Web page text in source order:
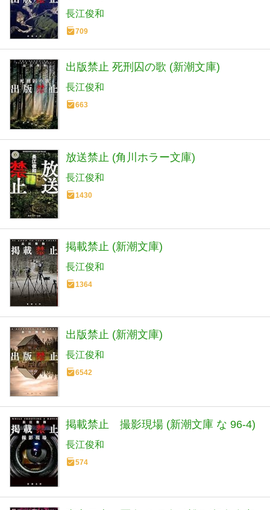
長江俊和
709
出版禁止 死刑囚の歌 (新潮文庫)
長江俊和
663
放送禁止 (角川ホラー文庫)
長江俊和
1430
掲載禁止 (新潮文庫)
長江俊和
1364
出版禁止 (新潮文庫)
長江俊和
6542
掲載禁止 撮影現場 (新潮文庫 な 96-4)
長江俊和
574